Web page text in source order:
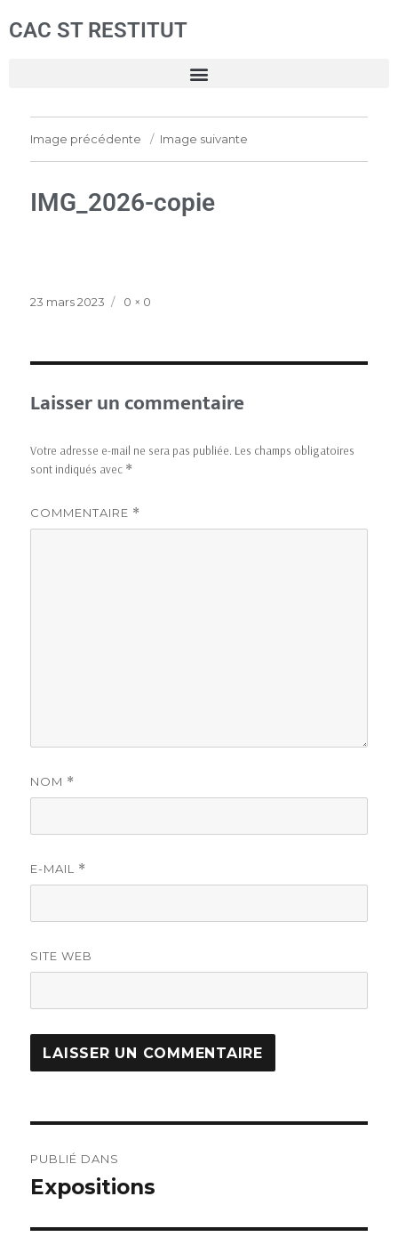
CAC ST RESTITUT
Image précédente Image suivante
IMG_2026-copie
23 mars 2023 0 × 0
Laisser un commentaire
Votre adresse e-mail ne sera pas publiée. Les champs obligatoires
sont indiqués avec *
COMMENTAIRE *
NOM *
E-MAIL *
SITE WEB
PUBLIÉ DANS
Expositions